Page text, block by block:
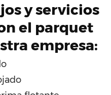
y servicios
el parquet
empresa: